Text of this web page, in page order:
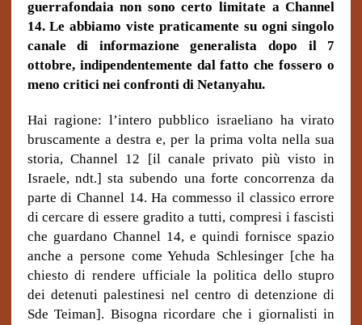
guerrafondaia non sono certo limitate a Channel
14. Le abbiamo viste praticamente su ogni singolo
canale di informazione generalista dopo il 7
ottobre, indipendentemente dal fatto che fossero o
meno critici nei confronti di Netanyahu.
Hai ragione: l’intero pubblico israeliano ha virato
bruscamente a destra e, per la prima volta nella sua
storia, Channel 12 [il canale privato più visto in
Israele, ndt.] sta subendo una forte concorrenza da
parte di Channel 14. Ha commesso il classico errore
di cercare di essere gradito a tutti, compresi i fascisti
che guardano Channel 14, e quindi fornisce spazio
anche a persone come Yehuda Schlesinger [che ha
chiesto di rendere ufficiale la politica dello stupro
dei detenuti palestinesi nel centro di detenzione di
Sde Teiman]. Bisogna ricordare che i giornalisti in